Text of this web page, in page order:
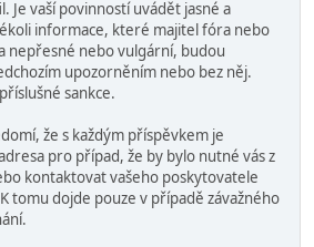
vaší povinností uvádět jasné a
informace, které majitel fóra nebo
nepřesné nebo vulgární, budou
upozorněním nebo bez něj.
sankce.
že s každým příspěvkem je
pro případ, že by bylo nutné vás z
kontaktovat vašeho poskytovatele
tomu dojde pouze v případě závažného